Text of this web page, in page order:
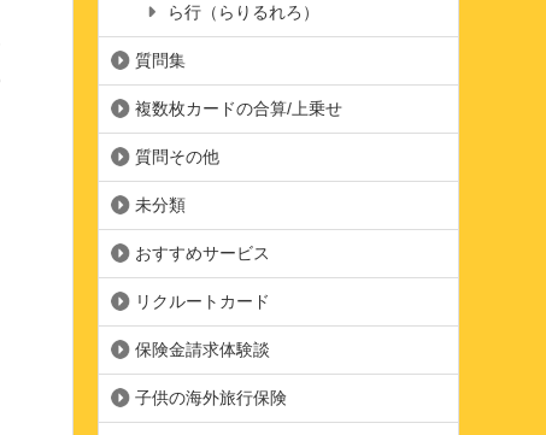
ら行（らりるれろ）
質問集
複数枚カードの合算/上乗せ
質問その他
未分類
おすすめサービス
リクルートカード
保険金請求体験談
子供の海外旅行保険